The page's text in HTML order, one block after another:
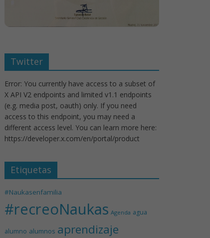
Twitter
Error: You currently have access to a subset of
X API V2 endpoints and limited v1.1 endpoints
(e.g. media post, oauth) only. If you need
access to this endpoint, you may need a
different access level. You can learn more here:
https://developer.x.com/en/portal/product
Etiquetas
#Naukasenfamilia
#recreoNaukas Agenda agua
alumno alumnos aprendizaje